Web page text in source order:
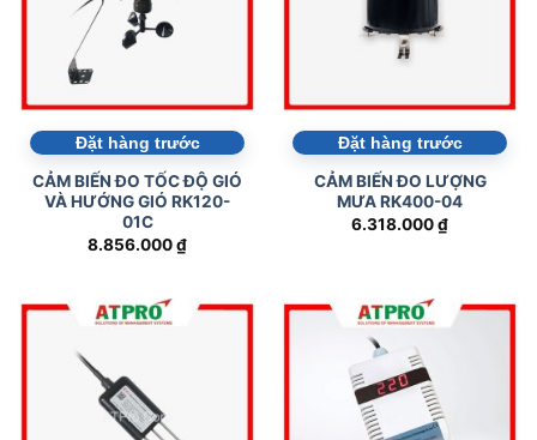
Đặt hàng trước
CẢM BIẾN ĐO TỐC ĐỘ GIÓ
VÀ HƯỚNG GIÓ RK120-
01C
8.856.000₫
Đặt hàng trước
CẢM BIẾN ĐO LƯỢNG
MƯA RK400-04
6.318.000₫